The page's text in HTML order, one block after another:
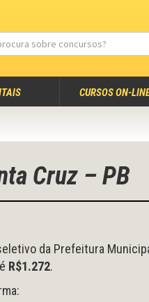
CURSOS ON-
Cruz – PB
da Prefeitura
R$1.272.